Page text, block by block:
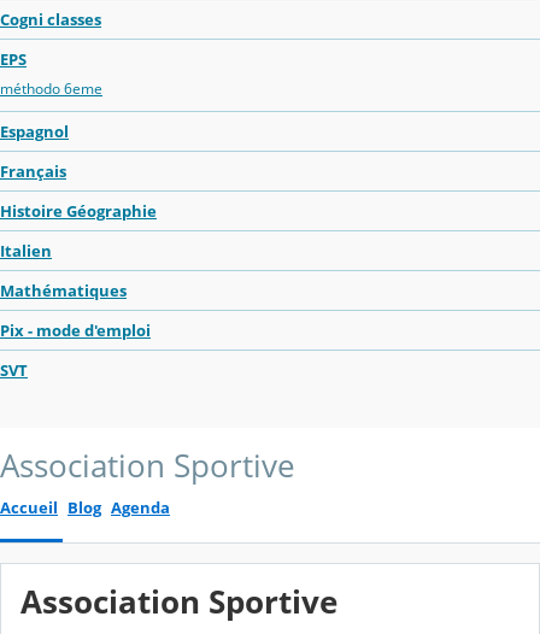
Cogni classes
EPS
méthodo 6eme
Espagnol
Français
Histoire Géographie
Italien
Mathématiques
Pix - mode d'emploi
SVT
Association Sportive
Accueil Blog Agenda
Association Sportive